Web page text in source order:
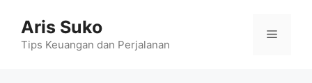
content
Aris Suko
Tips Keuangan dan Perjalanan
Menu